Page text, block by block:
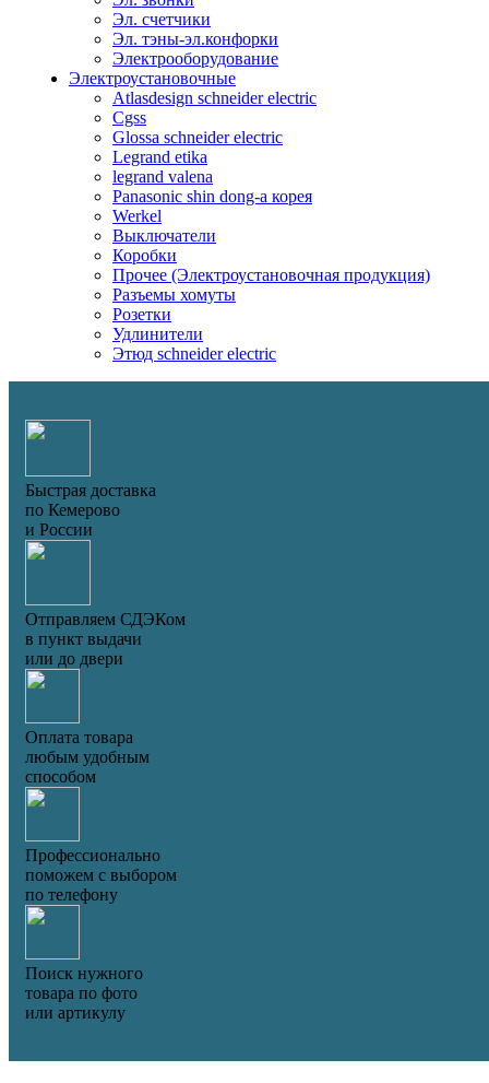
Эл. счетчики
Эл. тэны-эл.конфорки
Электрооборудование
Электроустановочные
Atlasdesign schneider electric
Cgss
Glossa schneider electric
Legrand etika
legrand valena
Panasonic shin dong-a корея
Werkel
Выключатели
Коробки
Прочее (Электроустановочная продукция)
Разъемы хомуты
Розетки
Удлинители
Этюд schneider electric
Быстрая доставка
по Кемерово
и России
Отправляем СДЭКом
в пункт выдачи
или до двери
Оплата товара
любым удобным
способом
Профессионально
поможем с выбором
по телефону
Поиск нужного
товара по фото
или артикулу